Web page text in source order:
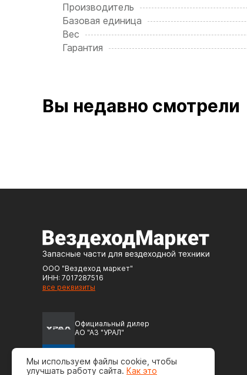
Производитель
Базовая единица
Вес
Гарантия
Вы недавно смотрели
ООО "Вездеход маркет"
ИНН: 7017287516
все реквизиты
Официальный дилер
АО "АЗ "УРАЛ"
Официальный дилер
ПАО "Автодизель" (ЯМЗ)
Мы используем файлы cookie, чтобы
улучшать работу сайта. Как это